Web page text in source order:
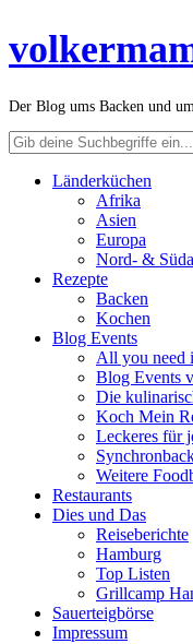
Der Blog ums Backen und
Länderküchen
Afrika
Asien
Europa
Nord- &
Rezepte
Backen
Kochen
Blog Events
All you
Blog Events
Die
Koch Mein
Leckeres für
Weitere
Restaurants
Dies und Das
Reiseberichte
Hamburg
Top Listen
Grillcamp
Sauerteigbörse
Impressum